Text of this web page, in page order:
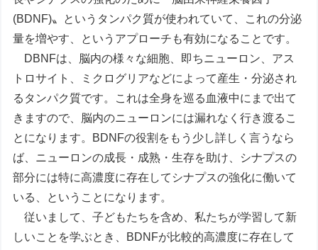
(BDNF)〟というタンパク質が使われていて、これの分泌
量を増やす、というアプローチも有効になることです。
DBNFは、脳内の様々な細胞、即ちニューロン、アス
トロサイト、ミクログリアなどによって産生・分泌され
るタンパク質です。これは全身を巡る血液中にまで出て
きますので、脳内のニューロンには漏れなく行き渡るこ
とになります。BDNFの役割をもう少し詳しく言うなら
ば、ニューロンの成長・成熟・生存を助け、シナプスの
部分には特に高濃度に存在してシナプスの強化に働いて
いる、ということになります。
従いまして、子どもたちを含め、私たちが学習して新
しいことを学ぶとき、BDNFが比較的高濃度に存在して